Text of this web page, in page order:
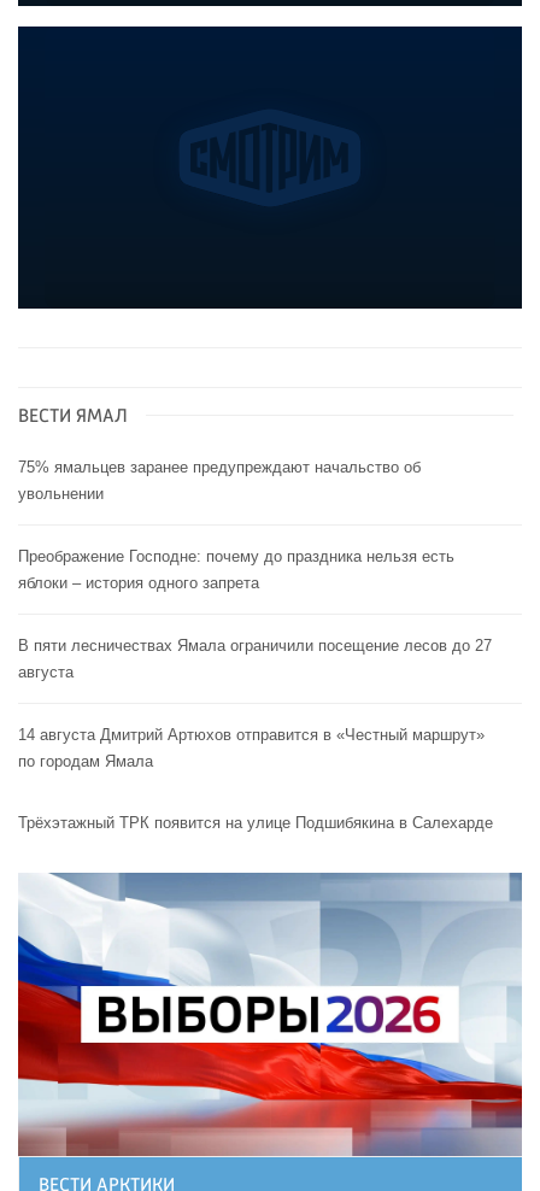
ВЕСТИ ЯМАЛ
75% ямальцев заранее предупреждают начальство об
увольнении
Преображение Господне: почему до праздника нельзя есть
яблоки – история одного запрета
В пяти лесничествах Ямала ограничили посещение лесов до 27
августа
14 августа Дмитрий Артюхов отправится в «Честный маршрут»
по городам Ямала
Трёхэтажный ТРК появится на улице Подшибякина в Салехарде
ВЕСТИ АРКТИКИ